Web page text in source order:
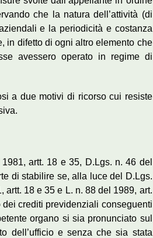
che la natura dell’attività (di
e la periodicità e costanza
in difetto di ogni altro elemento che
avessero operato in regime di
a due motivi di ricorso cui resiste
artt. 18 e 35, D.Lgs. n. 46 del
di stabilire se, alla luce del D.Lgs.
artt. 18 e 35 e L. n. 88 del 1989, art.
crediti previdenziali conseguenti
organo si sia pronunciato sul
dell’ufficio e senza che sia stata